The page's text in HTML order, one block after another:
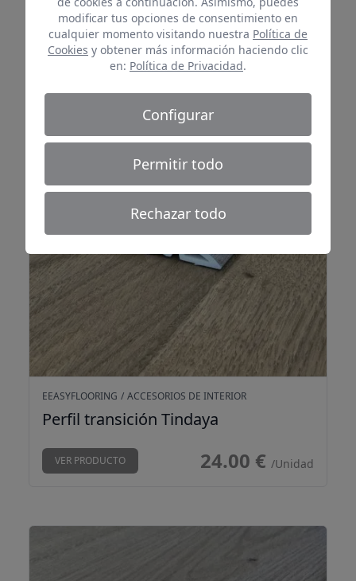
VER PRODUCTO 24.00 €/Unidad
Perfil transición Tindaya
EEASYFLOORING / ACCESORIOS DE INTERIOR
Perfil transición Tindaya
VER PRODUCTO 24.00 € /Unidad
modificar tus opciones de consentimiento en
cualquier momento visitando nuestra Política de
Cookies y obtener más información haciendo clic
en: Política de Privacidad.
Configurar
Permitir todo
Rechazar todo